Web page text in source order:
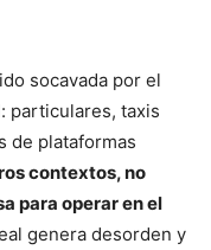
socavada por el
particulares, taxis
de plataformas
contextos, no
para operar en el
genera desorden y